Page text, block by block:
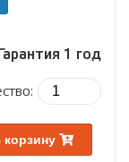
Гарантия 1 год
корзину